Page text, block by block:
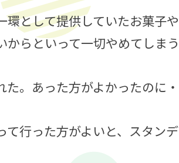
環として提供していたお菓子
らといって一切やめてしまう
。あった方がよかったのに・
て行った方がよいと、スタン